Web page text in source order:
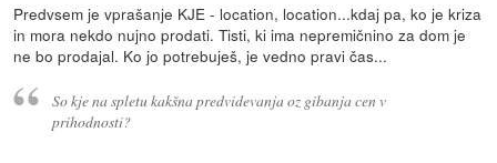
Predvsem je vprašanje KJE - location, location...kdaj pa, ko je kriza
in mora nekdo nujno prodati. Tisti, ki ima nepremičnino za dom je
ne bo prodajal. Ko jo potrebuješ, je vedno pravi čas...
So kje na spletu kakšna predvidevanja oz gibanja cen v
prihodnosti?